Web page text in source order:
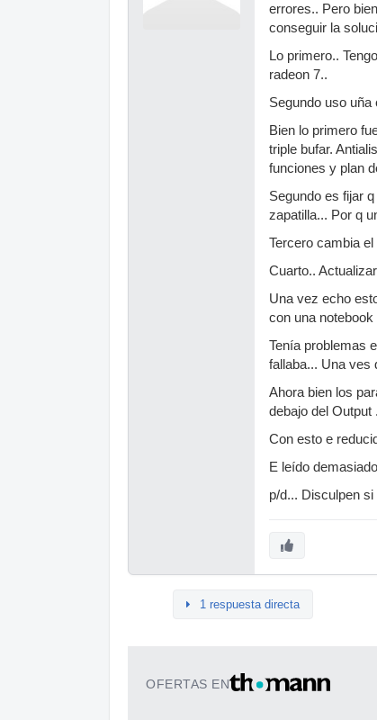
errores.. Pero
conseguir la
Lo primero..
radeon 7..
Segundo uso
Bien lo primero
triple bufar.
funciones y plan
Segundo es fijar
zapatilla... Por q
Tercero cambia
Cuarto..
Una vez echo
con una
Tenía problemas
fallaba... Una ves
Ahora bien los
debajo del
Con esto e
E leído
p/d... Disculpen
1 respuesta directa
OFERTAS EN